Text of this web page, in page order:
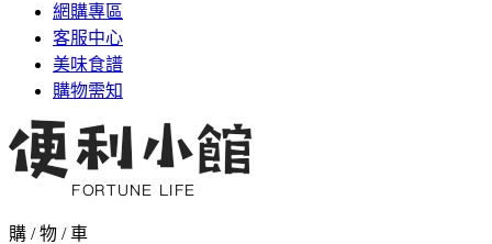
網購專區
客服中心
美味食譜
購物需知
購 / 物 / 車